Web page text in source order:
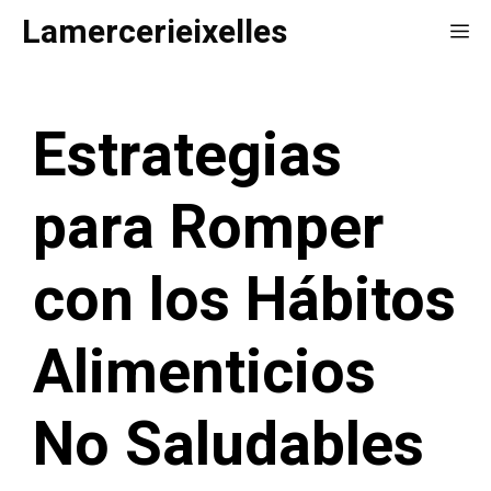
SaltarLamercerieixelles
Estrategias
para Romper
con los Hábitos
Alimenticios
No Saludables